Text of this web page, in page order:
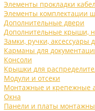
Элементы прокладки
Элементы комплектации
Дополнительные двери
Дополнительные крыши,
Замки, ручки, аксессуары
Карманы для
Консоли
Крышки для
Модули и отсеки
Монтажные и крепежные
Окна
Панели и платы